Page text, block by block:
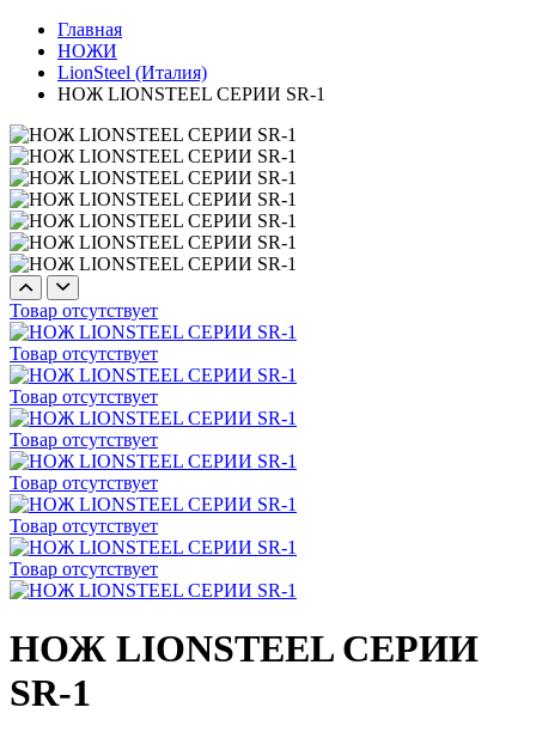
Главная
НОЖИ
LionSteel (Италия)
НОЖ LIONSTEEL СЕРИИ SR-1
Товар отсутствует
Товар отсутствует
Товар отсутствует
Товар отсутствует
Товар отсутствует
Товар отсутствует
Товар отсутствует
НОЖ LIONSTEEL СЕРИИ
SR-1